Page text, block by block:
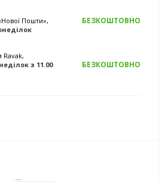
Пошти»,
БЕЗКОШТОВНО
Ravak,
з 11.00 БЕЗКОШТОВНО